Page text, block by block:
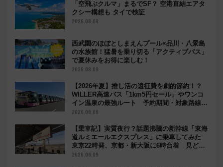
「空飛ぶクルマ」まるでSF？ 空港直結エアタ
クシー構想も タイで検証
2026.08.09
西武園のほぼとしまえんプール×品川・八景島
の水族館！猛暑を乗り切る「アクティブパス」
で夏休みをお得に楽しむ！
2026.08.09
【2026年夏】推し活の遠征費を劇的節約！？
WILLER高速バス「1km5円セール」やワンコ
イン温泉の最強ルート 予約期間・対象路線ま
とめ
2026.08.09
【乗車記】実質夜行？話題沸騰の新幹線「東海
道ルミエールエクスプレス」に乗車してみた
東京22時発、京都・新大阪に6時台着 見どこ
ろは岐阜羽島の素晴らし過ぎる朝
2026.08.09